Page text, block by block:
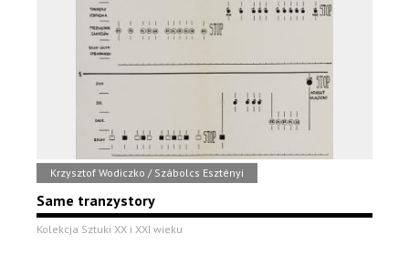
Krzysztof Wodiczko / Szábolcs Esztényi
Same tranzystory
Kolekcja Sztuki XX i XXI wieku